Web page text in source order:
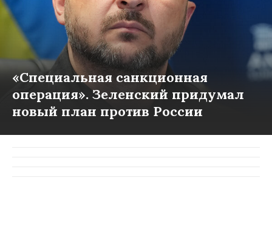
«Специальная санкционная
операция». Зеленский придумал
новый план против России